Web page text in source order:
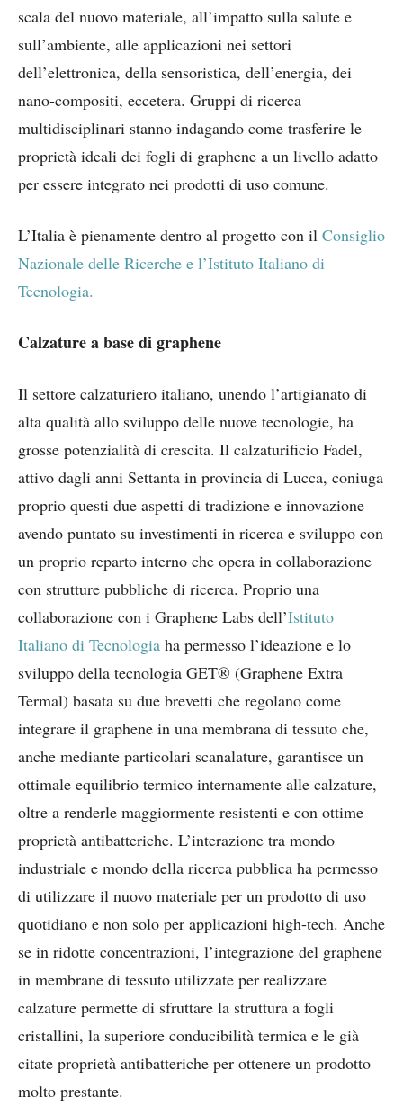
scala del nuovo materiale, all’impatto sulla salute e
sull’ambiente, alle applicazioni nei settori
dell’elettronica, della sensoristica, dell’energia, dei
nano-compositi, eccetera. Gruppi di ricerca
multidisciplinari stanno indagando come trasferire le
proprietà ideali dei fogli di graphene a un livello adatto
per essere integrato nei prodotti di uso comune.
L’Italia è pienamente dentro al progetto con il Consiglio
Nazionale delle Ricerche e l’Istituto Italiano di
Tecnologia.
Calzature a base di graphene
Il settore calzaturiero italiano, unendo l’artigianato di
alta qualità allo sviluppo delle nuove tecnologie, ha
grosse potenzialità di crescita. Il calzaturificio Fadel,
attivo dagli anni Settanta in provincia di Lucca, coniuga
proprio questi due aspetti di tradizione e innovazione
avendo puntato su investimenti in ricerca e sviluppo con
un proprio reparto interno che opera in collaborazione
con strutture pubbliche di ricerca. Proprio una
collaborazione con i Graphene Labs dell’Istituto
Italiano di Tecnologia ha permesso l’ideazione e lo
sviluppo della tecnologia GET® (Graphene Extra
Termal) basata su due brevetti che regolano come
integrare il graphene in una membrana di tessuto che,
anche mediante particolari scanalature, garantisce un
ottimale equilibrio termico internamente alle calzature,
oltre a renderle maggiormente resistenti e con ottime
proprietà antibatteriche. L’interazione tra mondo
industriale e mondo della ricerca pubblica ha permesso
di utilizzare il nuovo materiale per un prodotto di uso
quotidiano e non solo per applicazioni high-tech. Anche
se in ridotte concentrazioni, l’integrazione del graphene
in membrane di tessuto utilizzate per realizzare
calzature permette di sfruttare la struttura a fogli
cristallini, la superiore conducibilità termica e le già
citate proprietà antibatteriche per ottenere un prodotto
molto prestante.